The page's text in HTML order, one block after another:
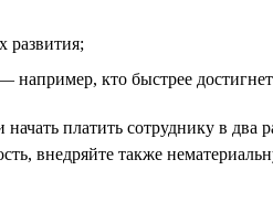
развития;
кто быстрее
платить сотруднику в два
внедряйте также